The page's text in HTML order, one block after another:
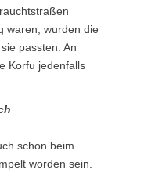
waren, wurden die
passten. An
Korfu jedenfalls
schon beim
worden sein.